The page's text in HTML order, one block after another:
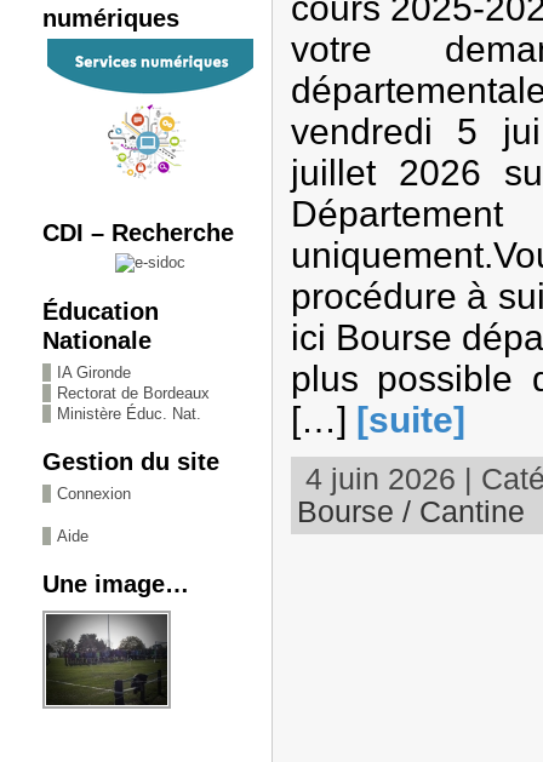
numériques
CDI – Recherche
Éducation
Nationale
IA Gironde
Rectorat de Bordeaux
Ministère Éduc. Nat.
Gestion du site
Connexion
Aide
Une image…
votre
vendredi 5
juillet 2026
procédure à
ici Bourse
plus possible
[…] [suite]
4 juin 2026 |
Bourse / Cantine